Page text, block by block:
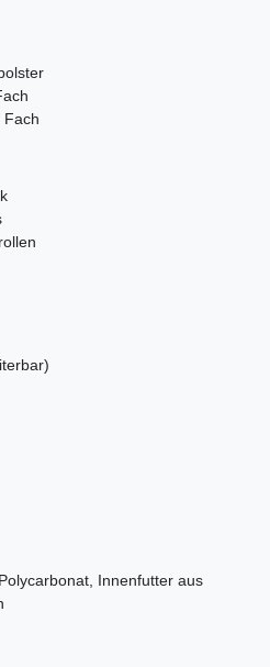
Fach
Innenfutter aus